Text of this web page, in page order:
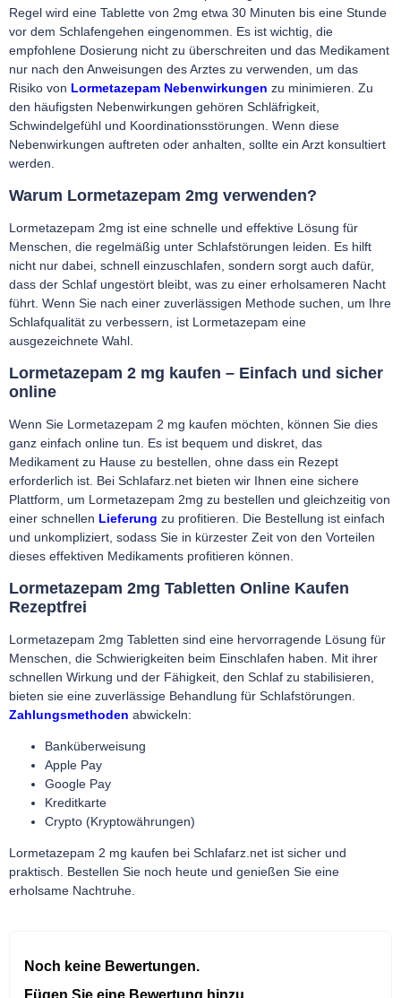
Regel wird eine Tablette von 2mg etwa 30 Minuten bis eine Stunde
vor dem Schlafengehen eingenommen. Es ist wichtig, die
empfohlene Dosierung nicht zu überschreiten und das Medikament
nur nach den Anweisungen des Arztes zu verwenden, um das
Risiko von Lormetazepam Nebenwirkungen zu minimieren. Zu
den häufigsten Nebenwirkungen gehören Schläfrigkeit,
Schwindelgefühl und Koordinationsstörungen. Wenn diese
Nebenwirkungen auftreten oder anhalten, sollte ein Arzt konsultiert
werden.
Warum Lormetazepam 2mg verwenden?
Lormetazepam 2mg ist eine schnelle und effektive Lösung für
Menschen, die regelmäßig unter Schlafstörungen leiden. Es hilft
nicht nur dabei, schnell einzuschlafen, sondern sorgt auch dafür,
dass der Schlaf ungestört bleibt, was zu einer erholsameren Nacht
führt. Wenn Sie nach einer zuverlässigen Methode suchen, um Ihre
Schlafqualität zu verbessern, ist Lormetazepam eine
ausgezeichnete Wahl.
Lormetazepam 2 mg kaufen – Einfach und sicher
online
Wenn Sie Lormetazepam 2 mg kaufen möchten, können Sie dies
ganz einfach online tun. Es ist bequem und diskret, das
Medikament zu Hause zu bestellen, ohne dass ein Rezept
erforderlich ist. Bei Schlafarz.net bieten wir Ihnen eine sichere
Plattform, um Lormetazepam 2mg zu bestellen und gleichzeitig von
einer schnellen Lieferung zu profitieren. Die Bestellung ist einfach
und unkompliziert, sodass Sie in kürzester Zeit von den Vorteilen
dieses effektiven Medikaments profitieren können.
Lormetazepam 2mg Tabletten Online Kaufen
Rezeptfrei
Lormetazepam 2mg Tabletten sind eine hervorragende Lösung für
Menschen, die Schwierigkeiten beim Einschlafen haben. Mit ihrer
schnellen Wirkung und der Fähigkeit, den Schlaf zu stabilisieren,
bieten sie eine zuverlässige Behandlung für Schlafstörungen.
Zahlungsmethoden abwickeln:
Banküberweisung
Apple Pay
Google Pay
Kreditkarte
Crypto (Kryptowährungen)
Lormetazepam 2 mg kaufen bei Schlafarz.net ist sicher und
praktisch. Bestellen Sie noch heute und genießen Sie eine
erholsame Nachtruhe.
Noch keine Bewertungen.